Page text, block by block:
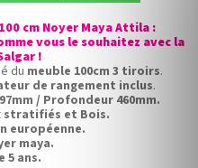
cm Noyer Maya Attila :
vous le souhaitez avec la
!
du meuble 100cm 3 tiroirs.
de rangement inclus.
/ Profondeur 460mm.
stratifiés et Bois.
européenne.
maya.
5 ans.